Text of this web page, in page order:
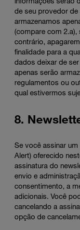
de seu provedor
armazenamos
(compare com
contrário,
finalidade para a
dados deixar de
apenas serão
regulamentos ou
qual estivermos
8.
Se você assinar
Alert) oferecido
assinatura do
envio e
consentimento, a
adicionais. Você
cancelando a
opção de